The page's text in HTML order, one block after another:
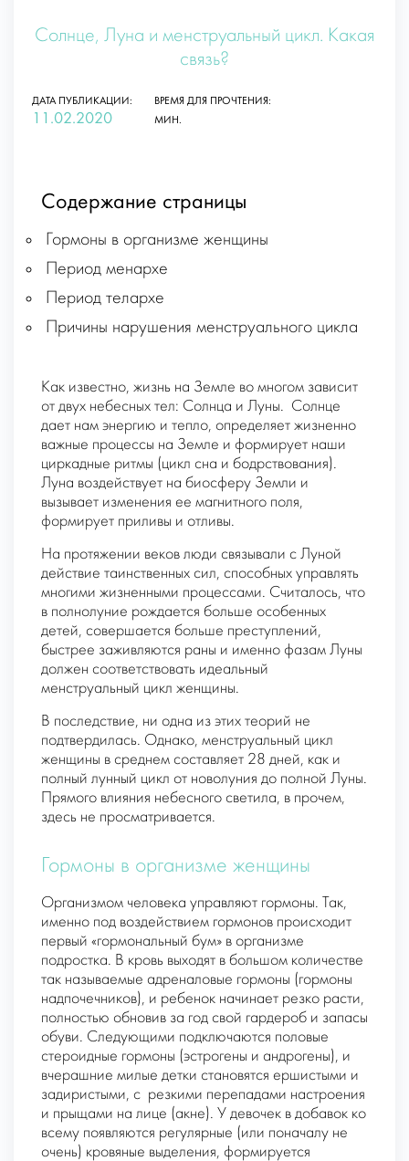
Солнце, Луна и менструальный цикл. Какая
связь?
ДАТА ПУБЛИКАЦИИ:
11.02.2020
ВРЕМЯ ДЛЯ ПРОЧТЕНИЯ:
МИН.
Содержание страницы
Гормоны в организме женщины
Период менархе
Период телархе
Причины нарушения менструального цикла
Как известно, жизнь на Земле во многом зависит
от двух небесных тел: Солнца и Луны. Солнце
дает нам энергию и тепло, определяет жизненно
важные процессы на Земле и формирует наши
циркадные ритмы (цикл сна и бодрствования).
Луна воздействует на биосферу Земли и
вызывает изменения ее магнитного поля,
формирует приливы и отливы.
На протяжении веков люди связывали с Луной
действие таинственных сил, способных управлять
многими жизненными процессами. Считалось, что
в полнолуние рождается больше особенных
детей, совершается больше преступлений,
быстрее заживляются раны и именно фазам Луны
должен соответствовать идеальный
менструальный цикл женщины.
В последствие, ни одна из этих теорий не
подтвердилась. Однако, менструальный цикл
женщины в среднем составляет 28 дней, как и
полный лунный цикл от новолуния до полной Луны.
Прямого влияния небесного светила, в прочем,
здесь не просматривается.
Гормоны в организме женщины
Организмом человека управляют гормоны. Так,
именно под воздействием гормонов происходит
первый «гормональный бум» в организме
подростка. В кровь выходят в большом количестве
так называемые адреналовые гормоны (гормоны
надпочечников), и ребенок начинает резко расти,
полностью обновив за год свой гардероб и запасы
обуви. Следующими подключаются половые
стероидные гормоны (эстрогены и андрогены), и
вчерашние милые детки становятся ершистыми и
задиристыми, с резкими перепадами настроения
и прыщами на лице (акне). У девочек в добавок ко
всему появляются регулярные (или поначалу не
очень) кровяные выделения, формируется